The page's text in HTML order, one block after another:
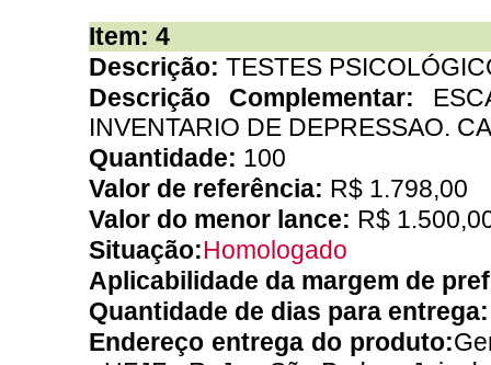
Item: 4
Descrição: TESTES
Descrição Complementar:
INVENTARIO DE DEPRESSAO.
Quantidade: 100
Valor de referência: R$ 1.798,00
Valor do menor lance: R$
Situação:Homologado
Aplicabilidade da margem de
Quantidade de dias para
Endereço entrega do produto: